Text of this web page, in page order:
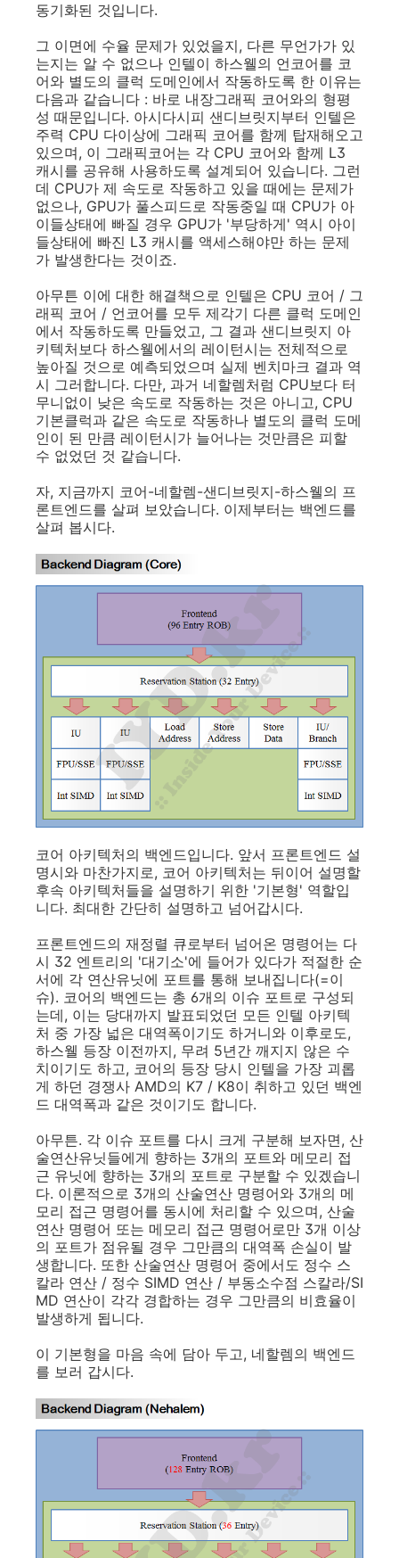
동기화된 것입니다.
그 이면에 수율 문제가 있었을지, 다른 무언가가 있
는지는 알 수 없으나 인텔이 하스웰의 언코어를 코
어와 별도의 클럭 도메인에서 작동하도록 한 이유는
다음과 같습니다 : 바로 내장그래픽 코어와의 형평
성 때문입니다. 아시다시피 샌디브릿지부터 인텔은
주력 CPU 다이상에 그래픽 코어를 함께 탑재해오고
있으며, 이 그래픽코어는 각 CPU 코어와 함께 L3
캐시를 공유해 사용하도록 설계되어 있습니다. 그런
데 CPU가 제 속도로 작동하고 있을 때에는 문제가
없으나, GPU가 풀스피드로 작동중일 때 CPU가 아
이들상태에 빠질 경우 GPU가 '부당하게' 역시 아이
들상태에 빠진 L3 캐시를 액세스해야만 하는 문제
가 발생한다는 것이죠.
아무튼 이에 대한 해결책으로 인텔은 CPU 코어 / 그
래픽 코어 / 언코어를 모두 제각기 다른 클럭 도메인
에서 작동하도록 만들었고, 그 결과 샌디브릿지 아
키텍처보다 하스웰에서의 레이턴시는 전체적으로
높아질 것으로 예측되었으며 실제 벤치마크 결과 역
시 그러합니다. 다만, 과거 네할렘처럼 CPU보다 터
무니없이 낮은 속도로 작동하는 것은 아니고, CPU
기본클럭과 같은 속도로 작동하나 별도의 클럭 도메
인이 된 만큼 레이턴시가 늘어나는 것만큼은 피할
수 없었던 것 같습니다.
자, 지금까지 코어-네할렘-샌디브릿지-하스웰의 프
론트엔드를 살펴 보았습니다. 이제부터는 백엔드를
살펴 봅시다.
코어 아키텍처의 백엔드입니다. 앞서 프론트엔드 설
명시와 마찬가지로, 코어 아키텍처는 뒤이어 설명할
후속 아키텍처들을 설명하기 위한 '기본형' 역할입
니다. 최대한 간단히 설명하고 넘어갑시다.
프론트엔드의 재정렬 큐로부터 넘어온 명령어는 다
시 32 엔트리의 '대기소'에 들어가 있다가 적절한 순
서에 각 연산유닛에 포트를 통해 보내집니다(=이
슈). 코어의 백엔드는 총 6개의 이슈 포트로 구성되
는데, 이는 당대까지 발표되었던 모든 인텔 아키텍
처 중 가장 넓은 대역폭이기도 하거니와 이후로도,
하스웰 등장 이전까지, 무려 5년간 깨지지 않은 수
치이기도 하고, 코어의 등장 당시 인텔을 가장 괴롭
게 하던 경쟁사 AMD의 K7 / K8이 취하고 있던 백엔
드 대역폭과 같은 것이기도 합니다.
아무튼. 각 이슈 포트를 다시 크게 구분해 보자면, 산
술연산유닛들에게 향하는 3개의 포트와 메모리 접
근 유닛에 향하는 3개의 포트로 구분할 수 있겠습니
다. 이론적으로 3개의 산술연산 명령어와 3개의 메
모리 접근 명령어를 동시에 처리할 수 있으며, 산술
연산 명령어 또는 메모리 접근 명령어로만 3개 이상
의 포트가 점유될 경우 그만큼의 대역폭 손실이 발
생합니다. 또한 산술연산 명령어 중에서도 정수 스
칼라 연산 / 정수 SIMD 연산 / 부동소수점 스칼라/SI
MD 연산이 각각 경합하는 경우 그만큼의 비효율이
발생하게 됩니다.
이 기본형을 마음 속에 담아 두고, 네할렘의 백엔드
를 보러 갑시다.